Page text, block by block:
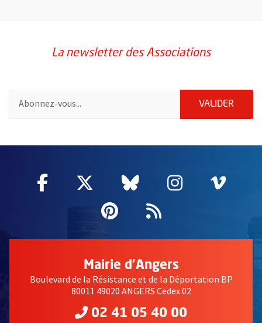
La newsletter des Associations
VALIDER
Facebook
, Ouvre une nouvelle fenêtre
Twitter
, Ouvre une nouvelle
Bluesky
, Ouvre une
Instagram
, Ouvre
,
Pinterest
, Ouvre une
Flux RSS
Mairie d'Angers
Boulevard de la Résistance et de la Déportation BP
80011 49020 ANGERS Cedex 02
02 41 05 40 00